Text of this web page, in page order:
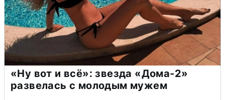
«Ну вот и всё»: звезда «Дома-2»
развелась с молодым мужем